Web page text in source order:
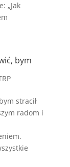
„Jak
bym
stracił
radom i